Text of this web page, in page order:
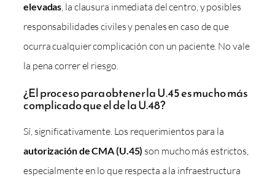
elevadas, la clausura inmediata del centro, y posibles
responsabilidades civiles y penales en caso de que
ocurra cualquier complicación con un paciente. No vale
la pena correr el riesgo.
¿El proceso para obtener la U.45 es mucho más
complicado que el de la U.48?
Sí, significativamente. Los requerimientos para la
autorización de CMA (U.45) son mucho más estrictos,
especialmente en lo que respecta a la infraestructura